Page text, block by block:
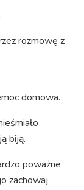
rozmowę z
domowa.
biją.
poważne
zachowaj